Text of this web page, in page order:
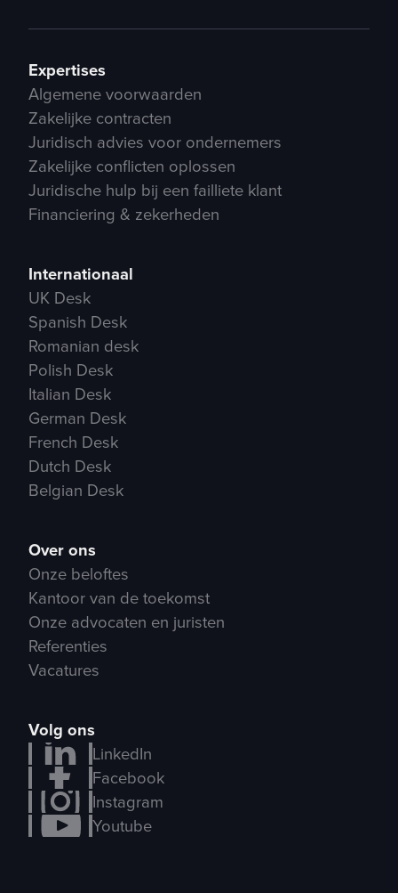
Expertises
Algemene voorwaarden
Zakelijke contracten
Juridisch advies voor ondernemers
Zakelijke conflicten oplossen
Juridische hulp bij een failliete klant
Financiering & zekerheden
Internationaal
UK Desk
Spanish Desk
Romanian desk
Polish Desk
Italian Desk
German Desk
French Desk
Dutch Desk
Belgian Desk
Over ons
Onze beloftes
Kantoor van de toekomst
Onze advocaten en juristen
Referenties
Vacatures
Volg ons
LinkedIn
Facebook
Instagram
Youtube